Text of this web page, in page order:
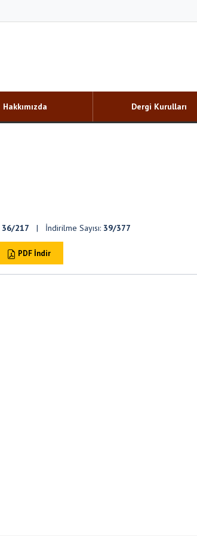
Hakkımızda Dergi Kurulları
36/217 | İndirilme Sayısı: 39/377
PDF İndir